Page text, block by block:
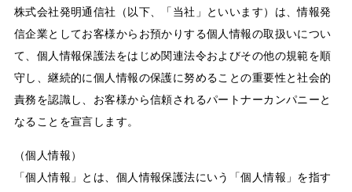
株式会社発明通信社（以下、「当社」といいます）は、情報発
信企業としてお客様からお預かりする個人情報の取扱いについ
て、個人情報保護法をはじめ関連法令およびその他の規範を順
守し、継続的に個人情報の保護に努めることの重要性と社会的
責務を認識し、お客様から信頼されるパートナーカンパニーと
なることを宣言します。
（個人情報）
「個人情報」とは、個人情報保護法にいう「個人情報」を指す